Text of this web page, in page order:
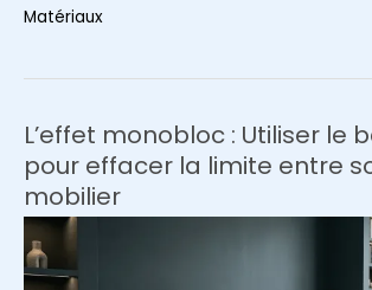
lin
Comment
gagner
3°C
en
Matériaux
L’effet monobloc : Utiliser le
pour effacer la limite entre
mobilier